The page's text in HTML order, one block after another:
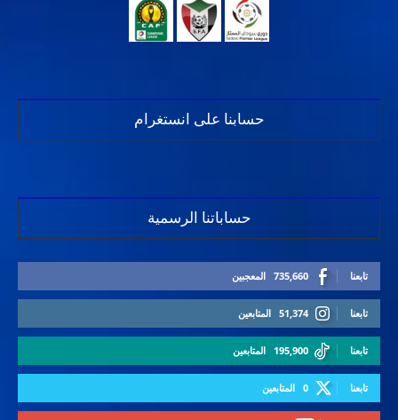
حسابنا على انستغرام
حساباتنا الرسمية
735,660 المعجبين تابعنا
51,374 المتابعين تابعنا
195,900 المتابعين تابعنا
0 المتابعين تابعنا